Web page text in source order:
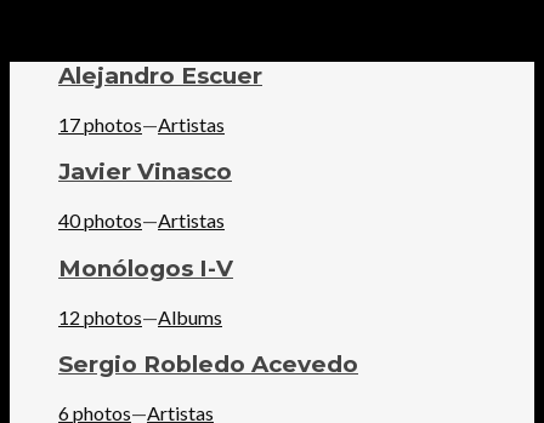
Alejandro Escuer
17 photos—Artistas
Javier Vinasco
40 photos—Artistas
Monólogos I-V
12 photos—Albums
Sergio Robledo Acevedo
6 photos—Artistas